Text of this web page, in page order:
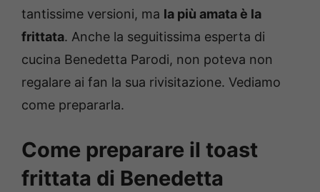
tantissime versioni, ma la più amata è la
frittata. Anche la seguitissima esperta di
cucina Benedetta Parodi, non poteva non
regalare ai fan la sua rivisitazione. Vediamo
come prepararla.
Come preparare il toast
frittata di Benedetta